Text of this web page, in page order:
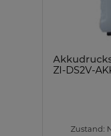
ZI-DS2V-
Zustand: